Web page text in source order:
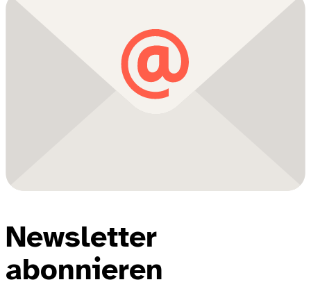
Newsletter
abonnieren